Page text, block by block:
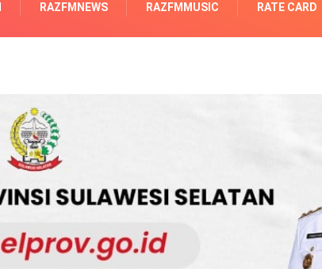
RAZFMNEWS RAZFMMUSIC RATE CARD